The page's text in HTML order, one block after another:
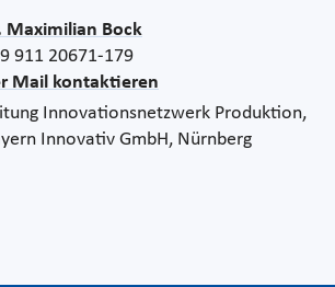
Maximilian Bock
911 20671-179
Mail kontaktieren
Innovationsnetzwerk Produktion,
Innovativ GmbH, Nürnberg